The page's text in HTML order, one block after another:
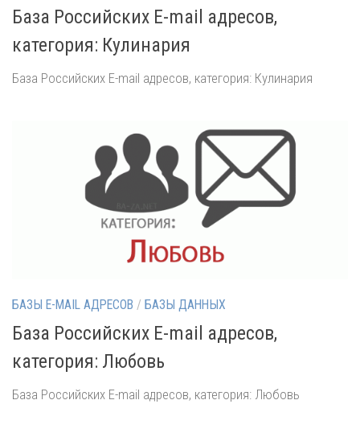
База Российских E-mail адресов,
категория: Кулинария
База Российских E-mail адресов, категория: Кулинария
БАЗЫ E-MAIL АДРЕСОВ / БАЗЫ ДАННЫХ
База Российских E-mail адресов,
категория: Любовь
База Российских E-mail адресов, категория: Любовь